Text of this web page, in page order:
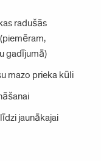
radušās
gadījumā)
mazo prieka kūli
jaunākajai